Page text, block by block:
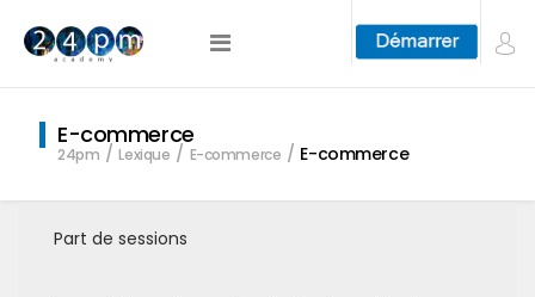
E-commerce
24pm Lexique E-commerce E-commerce
Part de sessions